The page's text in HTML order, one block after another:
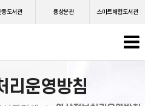
동도서관 용상분관 스마트체험도서관
리운영방침